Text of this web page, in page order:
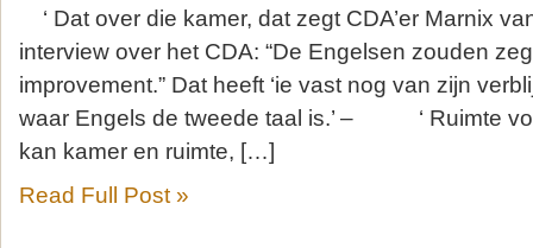
‘ Dat over die kamer, dat zegt CDA’er Marnix
interview over het CDA: “De Engelsen zouden
improvement.” Dat heeft ‘ie vast nog van zijn
waar Engels de tweede taal is.’ – ‘ Ruimte
kan kamer en ruimte, […]
Read Full Post »